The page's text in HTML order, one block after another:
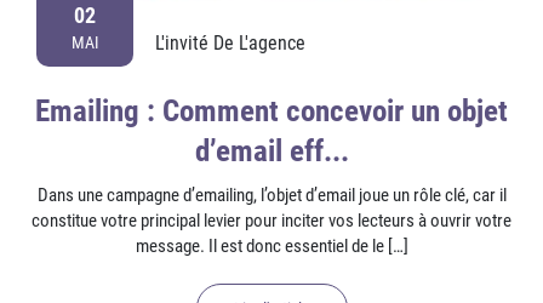
02
MAI L'invité De L'agence
Emailing : Comment concevoir un objet
d’email eff...
Dans une campagne d’emailing, l’objet d’email joue un rôle clé, car il
constitue votre principal levier pour inciter vos lecteurs à ouvrir votre
message. Il est donc essentiel de le […]